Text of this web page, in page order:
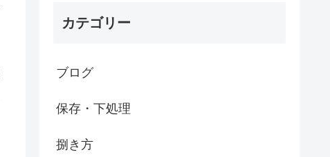
カテゴリー
ブログ
保存・下処理
捌き方